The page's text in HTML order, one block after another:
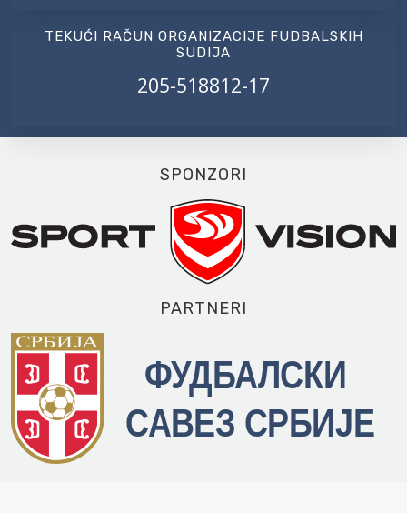
TEKUĆI RAČUN ORGANIZACIJE FUDBALSKIH
SUDIJA
205-518812-17
SPONZORI
PARTNERI